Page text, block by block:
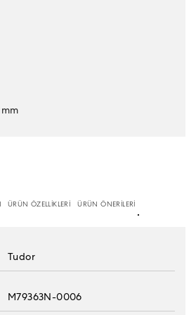
ÜRÜN ÖZELLİKLERİ ÜRÜN ÖNERİLERİ
Tudor
M79363N-0006